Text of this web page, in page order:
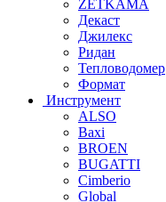
ZETKAMA
Декаст
Джилекс
Ридан
Тепловодомер
Формат
Инструмент
ALSO
Baxi
BROEN
BUGATTI
Cimberio
Global